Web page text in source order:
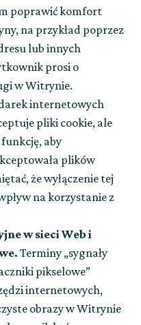
poprawić komfort
na przykład poprzez
lub innych
prosi o
w Witrynie.
internetowych
pliki cookie, ale
funkcję, aby
plików
że wyłączenie tej
na korzystanie z
w sieci Web i
Terminy „sygnały
pikselowe”
internetowych,
obrazy w Witrynie